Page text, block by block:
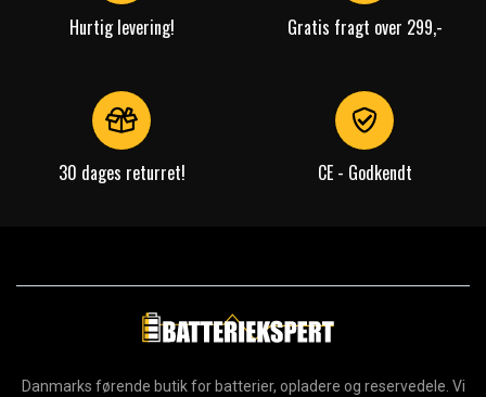
Hurtig levering! Gratis fragt over 299,-
30 dages returret! CE - Godkendt
Danmarks førende butik for batterier, opladere og reservedele. Vi